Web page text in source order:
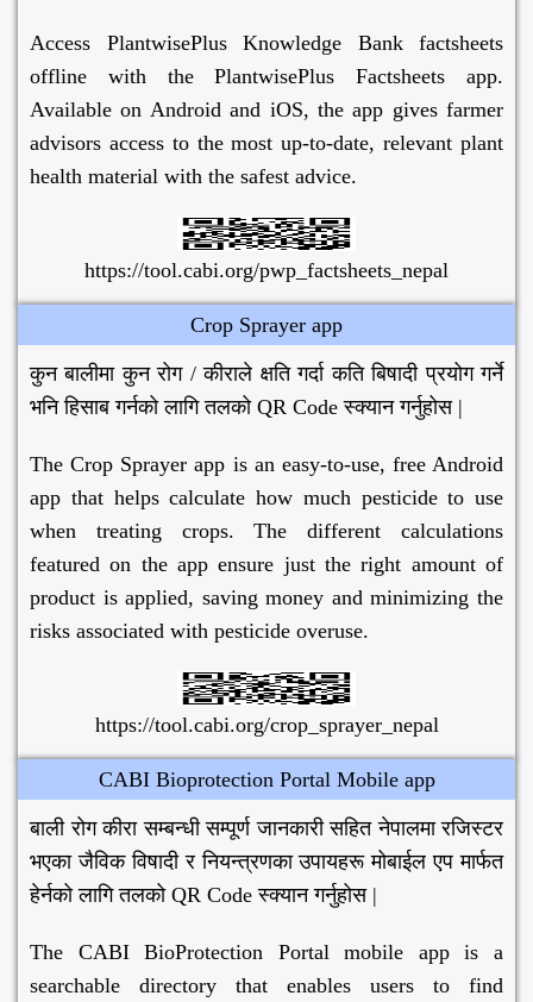
Access PlantwisePlus Knowledge Bank factsheets
offline with the PlantwisePlus Factsheets app.
Available on Android and iOS, the app gives farmer
advisors access to the most up-to-date, relevant plant
health material with the safest advice.
https://tool.cabi.org/pwp_factsheets_nepal
Crop Sprayer app
कुन बालीमा कुन रोग / कीराले क्षति गर्दा कति बिषादी प्रयोग गर्ने
भनि हिसाब गर्नको लागि तलको QR Code स्क्यान गर्नुहोस |
The Crop Sprayer app is an easy-to-use, free Android
app that helps calculate how much pesticide to use
when treating crops. The different calculations
featured on the app ensure just the right amount of
product is applied, saving money and minimizing the
risks associated with pesticide overuse.
https://tool.cabi.org/crop_sprayer_nepal
CABI Bioprotection Portal Mobile app
बाली रोग कीरा सम्बन्धी सम्पूर्ण जानकारी सहित नेपालमा रजिस्टर
भएका जैविक विषादी र नियन्त्रणका उपायहरू मोबाईल एप मार्फत
हेर्नको लागि तलको QR Code स्क्यान गर्नुहोस |
The CABI BioProtection Portal mobile app is a
searchable directory that enables users to find